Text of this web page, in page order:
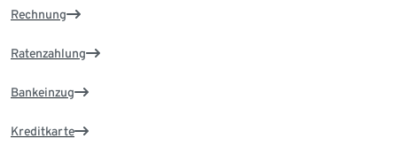
Rechnung
Ratenzahlung
Bankeinzug
Kreditkarte